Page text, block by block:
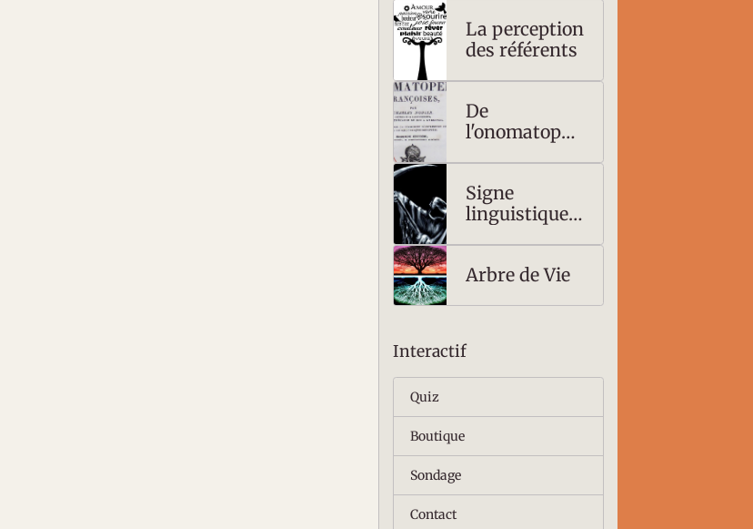
linguistique
La perception
des référents
De
l'onomatopée
Signe
linguistique :
Arbre de Vie
Interactif
Quiz
Boutique
Sondage
Contact